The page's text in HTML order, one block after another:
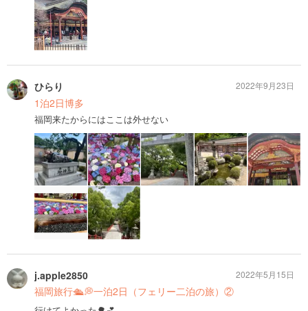
ひらり
1泊2日博多
福岡来たからにはここは外せない
2022年9月23日
j.apple2850
福岡旅行🛳💭一泊2日（フェリー二泊の旅）②
2022年5月15日